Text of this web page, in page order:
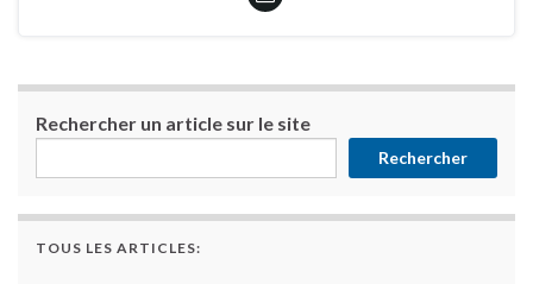
Rechercher un article sur le site
Rechercher
TOUS LES ARTICLES: